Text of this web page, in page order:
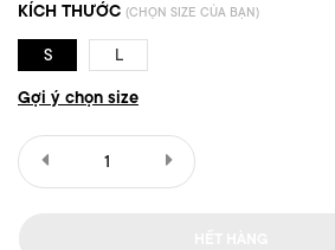
KÍCH THƯỚC (CHỌN SIZE CỦA BẠN)
S L
Gợi ý chọn size